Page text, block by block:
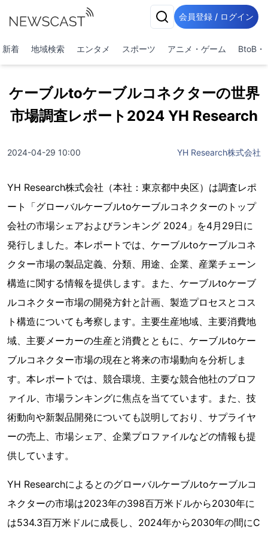
会員登録 / ログイン
新着 地域検索 エンタメ スポーツ アニメ・ゲーム BtoB・
ケーブルtoケーブルコネクターの世界
市場調査レポート2024 YH Research
2024-04-29 10:00 YH Research株式会社
YH Research株式会社（本社：東京都中央区）は調査レポ
ート「グローバルケーブルtoケーブルコネクターのトップ
会社の市場シェアおよびランキング 2024」を4月29日に
発行しました。本レポートでは、ケーブルtoケーブルコネ
クター市場の製品定義、分類、用途、企業、産業チェーン
構造に関する情報を提供します。また、ケーブルtoケーブ
ルコネクター市場の開発方針と計画、製造プロセスとコス
ト構造についても考察します。主要生産地域、主要消費地
域、主要メーカーの生産と消費とともに、ケーブルtoケー
ブルコネクター市場の現在と将来の市場動向を分析しま
す。本レポートでは、競合環境、主要な競合他社のプロフ
ァイル、市場ランキングに焦点を当てています。また、技
術動向や新製品開発についても説明しており、サプライヤ
ーの売上、市場シェア、企業プロファイルなどの情報も提
供しています。
YH Researchによるとのグローバルケーブルtoケーブルコ
ネクターの市場は2023年の398百万米ドルから2030年に
は534.3百万米ドルに成長し、2024年から2030年の間にC